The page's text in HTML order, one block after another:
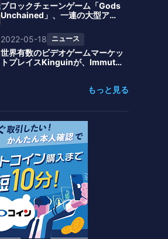
ブロックチェーンゲーム「Gods
Unchained」、一連の大型アッ
2022-05-18
ニュース
世界有数のビデオゲームマーケッ
トプレイスKinguinが、Immuta
もっと見る